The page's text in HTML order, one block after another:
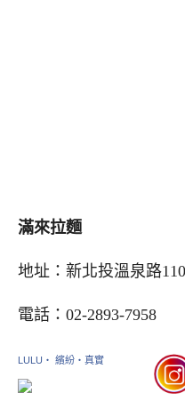
滿來拉麵
地址：新北投溫泉路
電話：02-2893-7958
LULU‧ 繽紛‧真實